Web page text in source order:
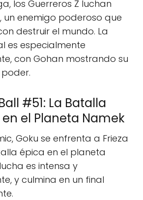
los Guerreros Z luchan
un enemigo poderoso que
destruir el mundo. La
es especialmente
con Gohan mostrando su
#51: La Batalla
en el Planeta Namek
Goku se enfrenta a Frieza
épica en el planeta
es intensa y
y culmina en un final